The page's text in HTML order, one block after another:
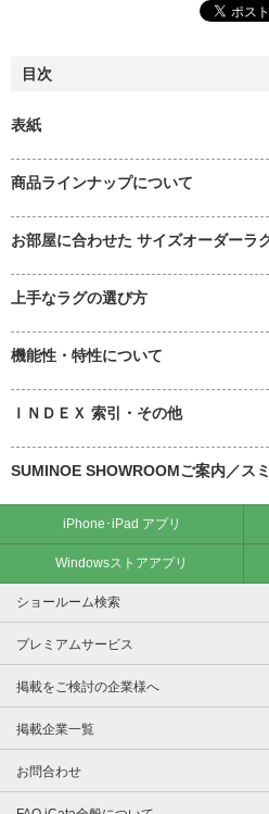
目次
表紙
商品ラインナップについて
お部屋に合わせた サイズオーダーラ
上手なラグの選び方
機能性・特性について
ＩＮＤＥＸ 索引・その他
SUMINOE SHOWROOMご案内／ス
iPhone･iPad アプリ
Windowsストアアプリ
ショールーム検索
プレミアムサービス
掲載をご検討の企業様へ
掲載企業一覧
お問合わせ